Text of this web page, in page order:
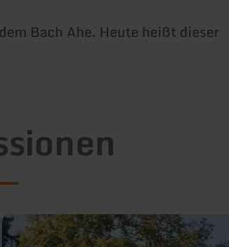
Bach Ahe. Heute heißt dieser